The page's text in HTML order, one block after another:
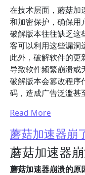
在技术层面，蘑菇加
和加密保护，确保用
破解版本往往缺乏这
客可以利用这些漏洞
此外，破解软件的更
导致软件频繁崩溃或
破解版本会篡改程序
码，造成广告泛滥甚
Read More
蘑菇加速器崩
蘑菇加速器
蘑菇加速器崩溃的原